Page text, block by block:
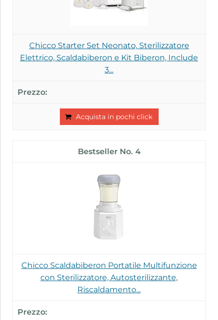
Chicco Starter Set Neonato, Sterilizzatore
Elettrico, Scaldabiberon e Kit Biberon, Include
3...
Acquista in pochi click
4
Chicco Scaldabiberon Portatile Multifunzione
con Sterilizzatore, Autosterilizzante,
Riscaldamento...